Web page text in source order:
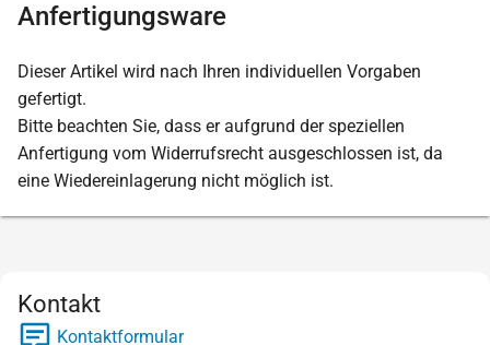
Anfertigungsware
Dieser Artikel wird nach Ihren individuellen Vorgaben
gefertigt.
Bitte beachten Sie, dass er aufgrund der speziellen
Anfertigung vom Widerrufsrecht ausgeschlossen ist, da
eine Wiedereinlagerung nicht möglich ist.
Kontakt
Kontaktformular